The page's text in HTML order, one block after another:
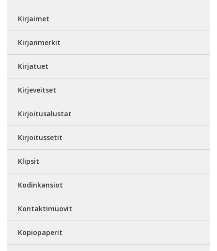
Kirjaimet
Kirjanmerkit
Kirjatuet
Kirjeveitset
Kirjoitusalustat
Kirjoitussetit
Klipsit
Kodinkansiot
Kontaktimuovit
Kopiopaperit